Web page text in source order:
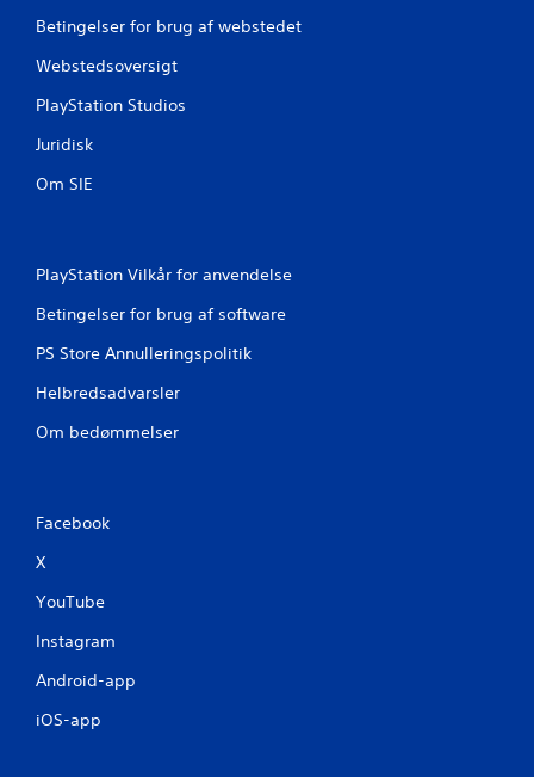
Betingelser for brug af webstedet
Webstedsoversigt
PlayStation Studios
Juridisk
Om SIE
PlayStation Vilkår for anvendelse
Betingelser for brug af software
PS Store Annulleringspolitik
Helbredsadvarsler
Om bedømmelser
Facebook
X
YouTube
Instagram
Android-app
iOS-app